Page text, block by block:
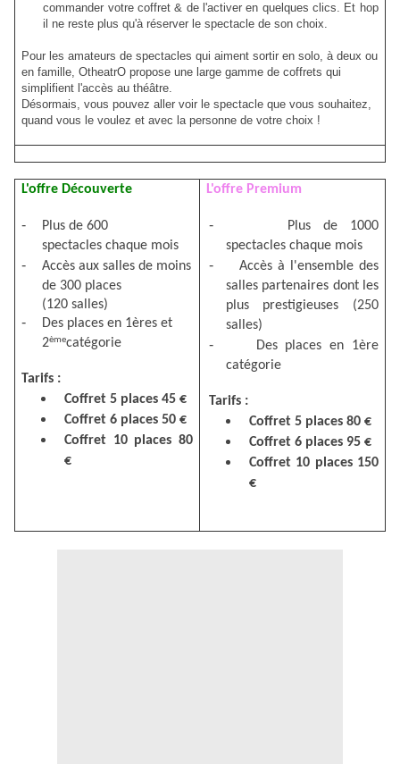
commander votre coffret & de l'activer en quelques clics. Et hop
il ne reste plus qu'à réserver le spectacle de son choix.
Pour les amateurs de spectacles qui aiment sortir en solo, à deux ou
en famille, OtheatrO propose une large gamme de coffrets qui
simplifient l'accès au théâtre.
Désormais, vous pouvez aller voir le spectacle que vous souhaitez,
quand vous le voulez et avec la personne de votre choix !
L'offre Découverte
-
Plus de 600
spectacles chaque mois
-
Accès aux salles de moins
de 300 places
(120 salles)
-
Des places en 1ères et
2èmecatégorie
Tarifs :
Coffret 5 places 45 €
Coffret 6 places 50 €
Coffret 10 places 80
€
L'offre Premium
-
Plus de 1000
spectacles chaque mois
-
Accès à l'ensemble des
salles partenaires dont les
plus
prestigieuses
(250
salles)
- Des places en
1ère
catégorie
Tarifs :
Coffret 5 places 80 €
Coffret 6 places 95 €
Coffret 10 places 150
€